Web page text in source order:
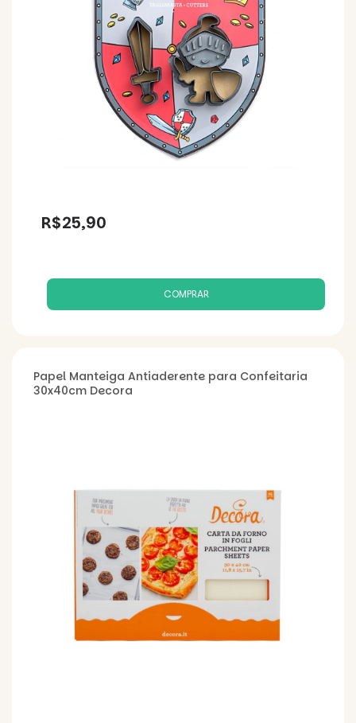
R$25,90
Papel Manteiga Antiaderente para Confeitaria
30x40cm Decora